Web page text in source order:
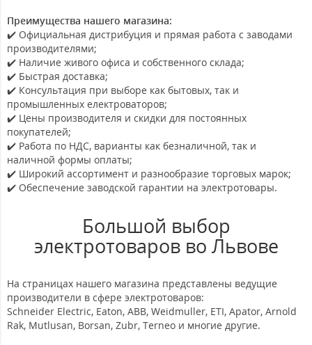
Преимущества нашего магазина:
✔️ Официальная дистрибуция и прямая работа с заводами
производителями;
✔️ Наличие живого офиса и собственного склада;
✔️ Быстрая доставка;
✔️ Консультация при выборе как бытовых, так и
промышленных електроваторов;
✔️ Цены производителя и скидки для постоянных
покупателей;
✔️ Работа по НДС, варианты как безналичной, так и
наличной формы оплаты;
✔️ Широкий ассортимент и разнообразие торговых марок;
✔️ Обеспечение заводской гарантии на электротовары.
Большой выбор
электротоваров во Львове
На страницах нашего магазина представлены ведущие
производители в сфере электротоваров:
Schneider Electric, Eaton, ABB, Weidmuller, ETI, Apator, Arnold
Rak, Mutlusan, Borsan, Zubr, Terneo и многие другие.